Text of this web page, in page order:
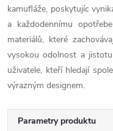
kamufláže, poskytujíc
a každodennímu
materiálů, které
vysokou odolnost a
uživatele, kteří hledají
výrazným designem.
Parametry produktu